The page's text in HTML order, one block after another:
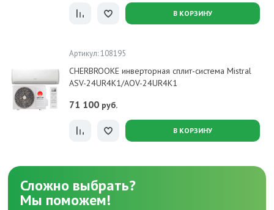
В КОРЗИНУ
Артикул: 108195
CHERBROOKE инверторная сплит-система Mistral
ASV-24UR4K1/AOV-24UR4K1
71 100 руб.
В КОРЗИНУ
Сложно выбрать?
Мы поможем!